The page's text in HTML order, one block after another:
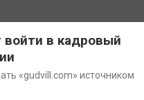
в кадровый
«gudvill.com» источником